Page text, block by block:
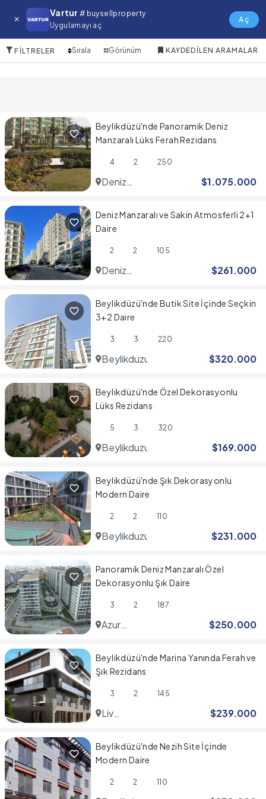
Vartur # buysellproperty
Uygulamayı aç
Aç
Villa Marin Mh. Satılık Daire
FILTRELER Sırala Görünüm KAYDEDILEN ARAMALAR
Beylikdüzü'nde Panoramik Deniz
Manzaralı Lüks Ferah Rezidans
4 2 250
Deniz
$1.075.000
Deniz Manzaralı ve Sakin Atmosferli 2+1
Daire
2 2 105
Deniz
$261.000
Beylikdüzü'nde Butik Site İçinde Seçkin
3+2 Daire
3 3 220
Beylikduzu $320.000
Beylikdüzü'nde Özel Dekorasyonlu
Lüks Rezidans
5 3 320
Beylikduzu $169.000
Beylikdüzü'nde Şık Dekorasyonlu
Modern Daire
2 2 110
Beylikduzu $231.000
Panoramik Deniz Manzaralı Özel
Dekorasyonlu Şık Daire
3 2 187
Azur
$250.000
Beylikdüzü'nde Marina Yanında Ferah ve
Şık Rezidans
3 2 145
Liv
$239.000
Beylikdüzü'nde Nezih Site İçinde
Modern Daire
2 2 110